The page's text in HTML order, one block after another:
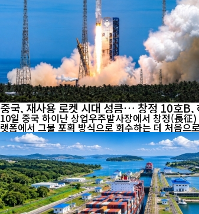
중국, 재사용 로켓 시대 성큼… 창정 10호B,
10일 중국 하이난 상업우주발사장에서 창정(長